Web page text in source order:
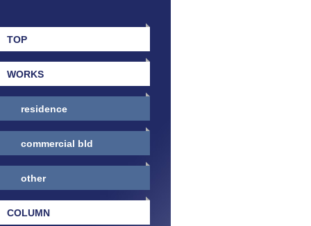
TOP
WORKS
residence
commercial bld
other
COLUMN